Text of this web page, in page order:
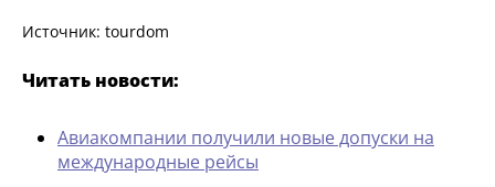
Источник: tourdom
Читать новости:
Авиакомпании получили новые допуски на
международные рейсы